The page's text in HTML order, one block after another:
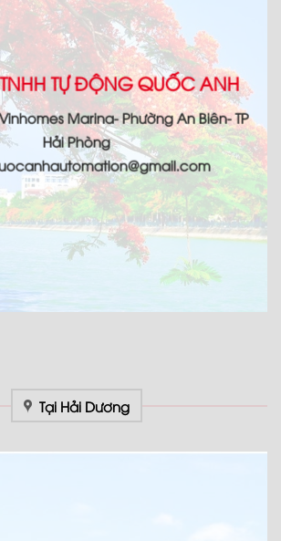
TỰ ĐỘNG QUỐC ANH
Marina- Phường An Biên- TP
Hải Phòng
Tại Hải Dương